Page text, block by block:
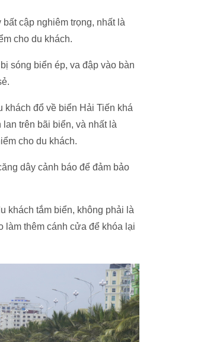
cập nghiêm trọng, nhất là
cho du khách.
sóng biển ép, va đập vào bàn
đổ về biển Hải Tiến khá
trên bãi biển, và nhất là
cho du khách.
dây cảnh báo để đảm bảo
khách tắm biển, không phải là
làm thêm cánh cửa để khóa lại